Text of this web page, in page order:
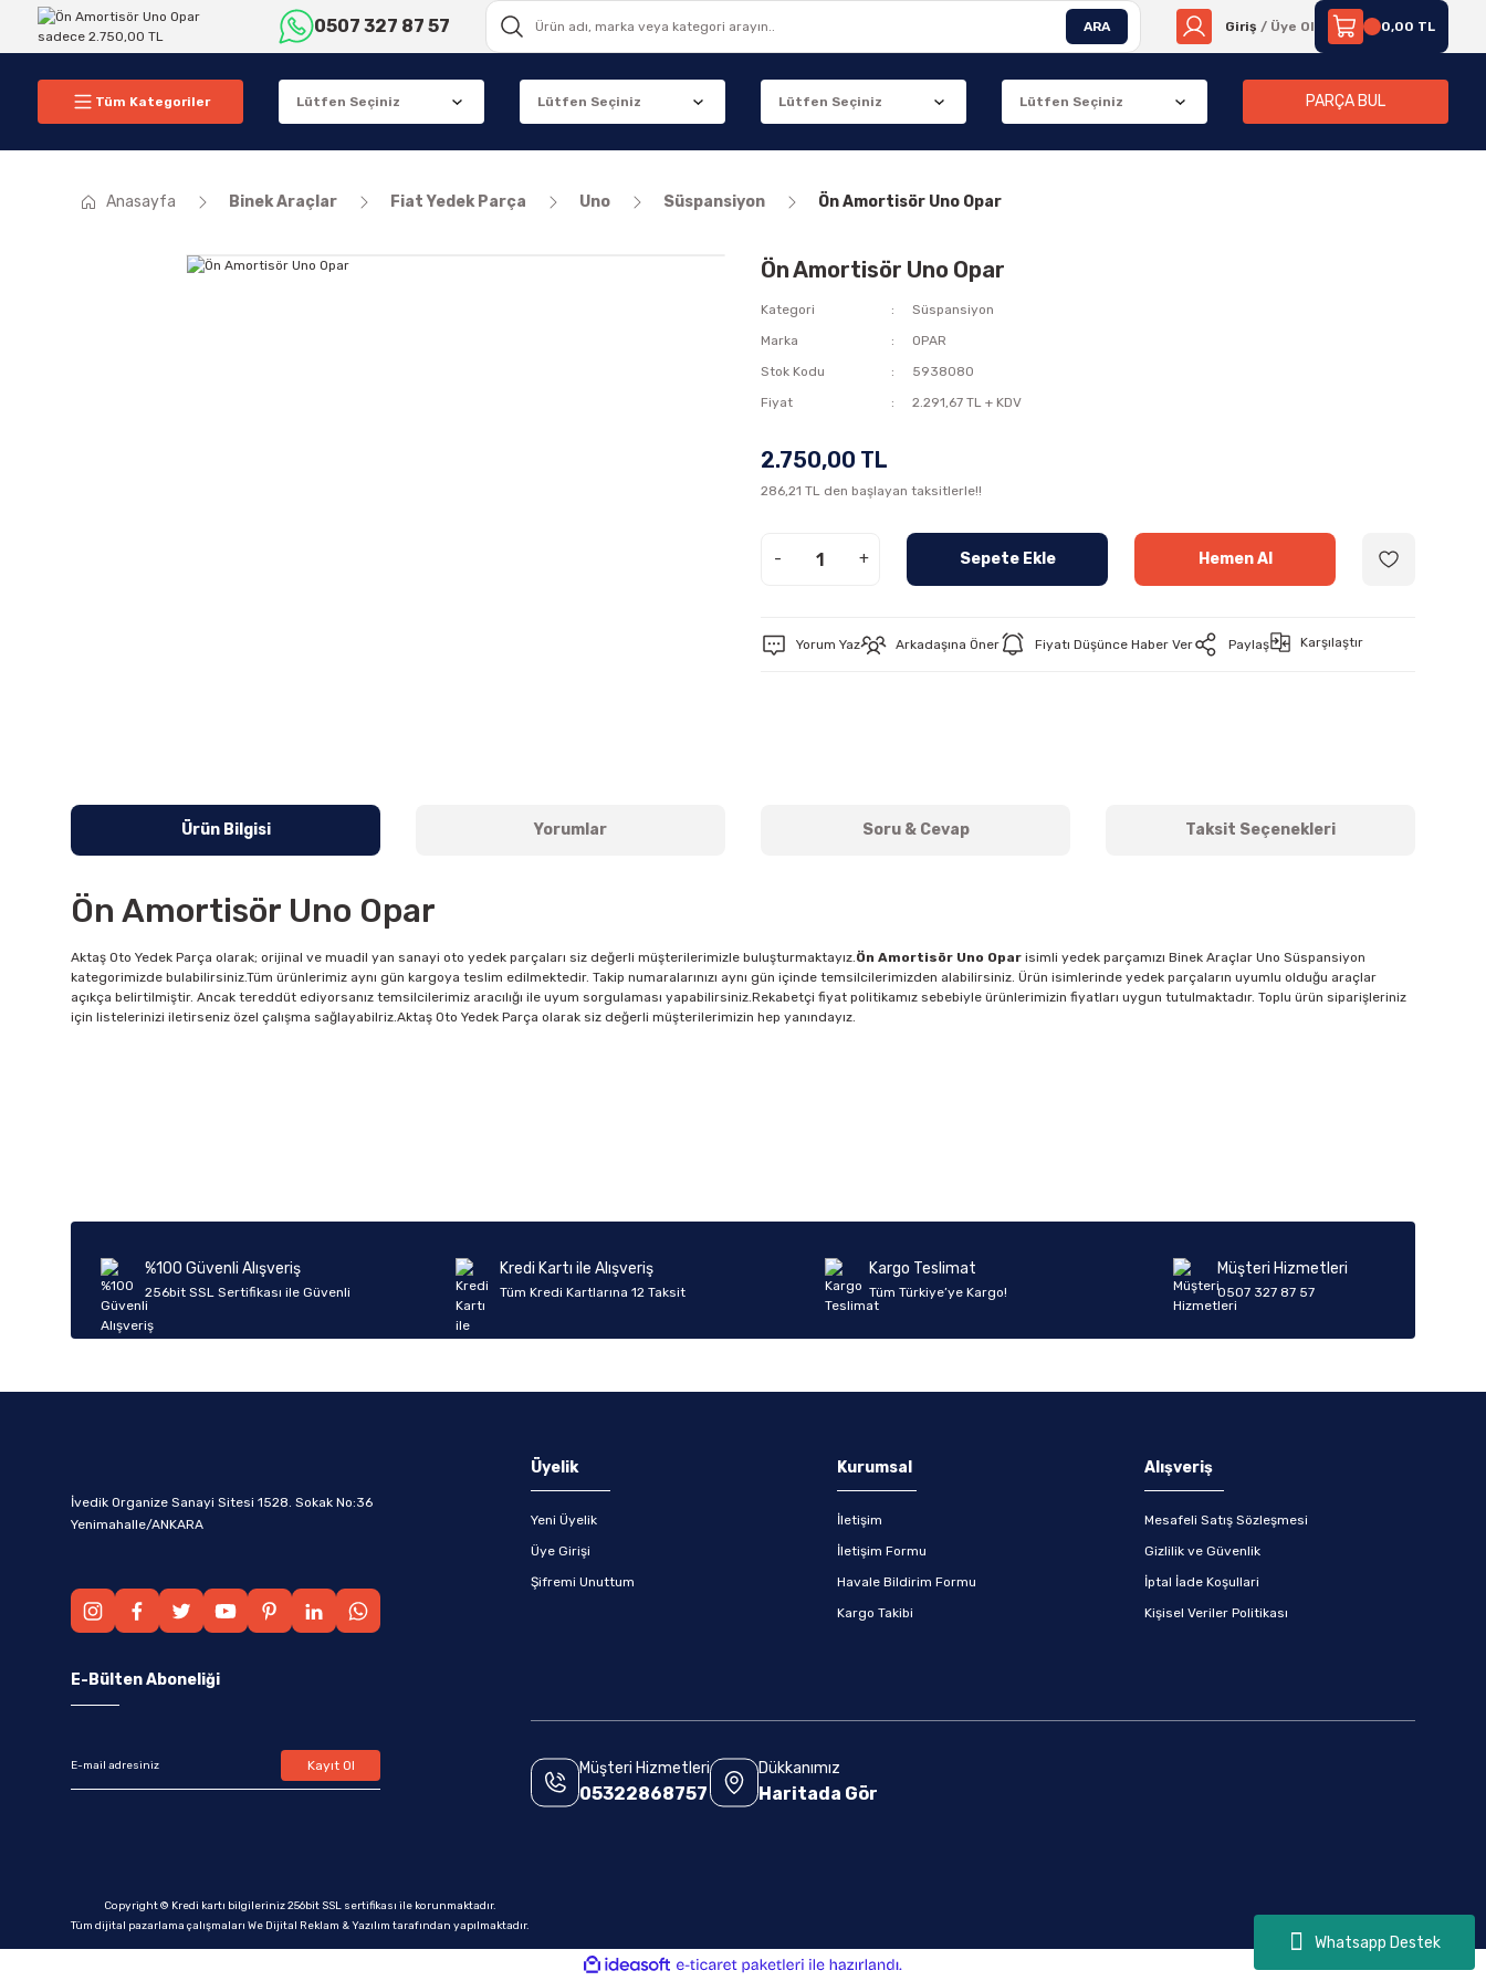
Whatsapp Destek
0507 327 87 57 ARA Giriş / Üye Ol 0,00 TL
Tüm Kategoriler PARÇA BUL
Anasayfa Binek Araçlar Fiat Yedek Parça Uno Süspansiyon Ön Amortisör Uno Opar
Ön Amortisör Uno Opar
Kategori
Süspansiyon
Marka
OPAR
Stok Kodu
5938080
Fiyat
2.291,67 TL + KDV
2.750,00 TL
286,21 TL den başlayan taksitlerle!!
- + Sepete Ekle Hemen Al
Yorum Yaz Arkadaşına Öner Fiyatı Düşünce Haber Ver Paylaş Karşılaştır
Ürün Bilgisi Yorumlar Soru & Cevap Taksit Seçenekleri
Ön Amortisör Uno Opar
Aktaş Oto Yedek Parça olarak; orijinal ve muadil yan sanayi oto yedek parçaları siz değerli müşterilerimizle buluşturmaktayız.Ön Amortisör Uno Opar isimli yedek parçamızı Binek Araçlar Uno Süspansiyon
kategorimizde bulabilirsiniz.Tüm ürünlerimiz aynı gün kargoya teslim edilmektedir. Takip numaralarınızı aynı gün içinde temsilcilerimizden alabilirsiniz. Ürün isimlerinde yedek parçaların uyumlu olduğu araçlar
açıkça belirtilmiştir. Ancak tereddüt ediyorsanız temsilcilerimiz aracılığı ile uyum sorgulaması yapabilirsiniz.Rekabetçi fiyat politikamız sebebiyle ürünlerimizin fiyatları uygun tutulmaktadır. Toplu ürün siparişleriniz
için listelerinizi iletirseniz özel çalışma sağlayabilriz.Aktaş Oto Yedek Parça olarak siz değerli müşterilerimizin hep yanındayız.
%100 Güvenli Alışveriş
256bit SSL Sertifikası ile Güvenli
Kredi Kartı ile Alışveriş
Tüm Kredi Kartlarına 12 Taksit
Kargo Teslimat
Tüm Türkiye’ye Kargo!
Müşteri Hizmetleri
0507 327 87 57
İvedik Organize Sanayi Sitesi 1528. Sokak No:36
Yenimahalle/ANKARA
Üyelik
Yeni Üyelik
Üye Girişi
Şifremi Unuttum
Kurumsal
İletişim
İletişim Formu
Havale Bildirim Formu
Kargo Takibi
Alışveriş
Mesafeli Satış Sözleşmesi
Gizlilik ve Güvenlik
İptal İade Koşullari
Kişisel Veriler Politikası
E-Bülten Aboneliği
Kayıt Ol Müşteri Hizmetleri
05322868757
Dükkanımız
Haritada Gör
Copyright © Kredi kartı bilgileriniz 256bit SSL sertifikası ile korunmaktadır.
Tüm dijital pazarlama çalışmaları We Dijital Reklam & Yazılım tarafından yapılmaktadır.
ideasoft
e-